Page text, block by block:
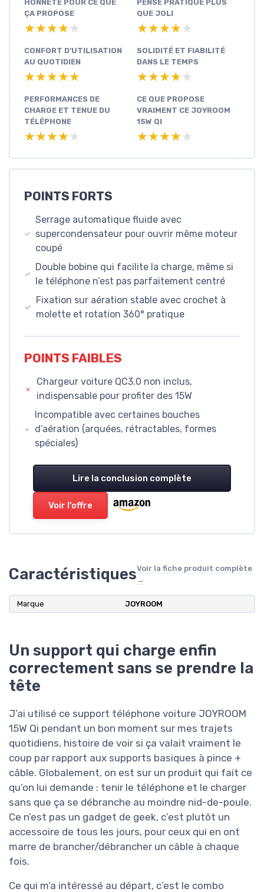
HONNÊTE POUR CE QUE
ÇA PROPOSE
★★★★★
★★★★★
PENSÉ PRATIQUE PLUS
QUE JOLI
★★★★★
★★★★★
CONFORT D’UTILISATION
AU QUOTIDIEN
★★★★★
★★★★★
SOLIDITÉ ET FIABILITÉ
DANS LE TEMPS
★★★★★
★★★★★
PERFORMANCES DE
CHARGE ET TENUE DU
TÉLÉPHONE
★★★★★
★★★★★
CE QUE PROPOSE
VRAIMENT CE JOYROOM
15W QI
★★★★★
★★★★★
POINTS FORTS
Serrage automatique fluide avec
supercondensateur pour ouvrir même moteur
coupé
Double bobine qui facilite la charge, même si
le téléphone n’est pas parfaitement centré
Fixation sur aération stable avec crochet à
molette et rotation 360° pratique
POINTS FAIBLES
Chargeur voiture QC3.0 non inclus,
indispensable pour profiter des 15W
Incompatible avec certaines bouches
d’aération (arquées, rétractables, formes
spéciales)
Lire la conclusion complète
Voir l'offre
CaractéristiquesVoir la fiche produit complète
→
Marque JOYROOM
Un support qui charge enfin
correctement sans se prendre la
tête
J’ai utilisé ce support téléphone voiture JOYROOM
15W Qi pendant un bon moment sur mes trajets
quotidiens, histoire de voir si ça valait vraiment le
coup par rapport aux supports basiques à pince +
câble. Globalement, on est sur un produit qui fait ce
qu’on lui demande : tenir le téléphone et le charger
sans que ça se débranche au moindre nid-de-poule.
Ce n’est pas un gadget de geek, c’est plutôt un
accessoire de tous les jours, pour ceux qui en ont
marre de brancher/débrancher un câble à chaque
fois.
Ce qui m’a intéressé au départ, c’est le combo